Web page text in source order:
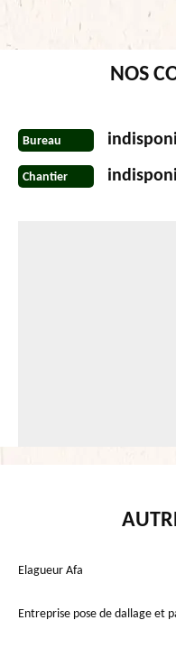
NOS
Bureau
Chantier
Elagueur Afa
Entreprise pose de dallage et